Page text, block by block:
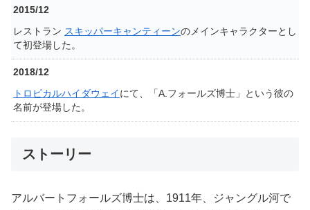
2015/12
レストラン スキッパーキャンティーンのメインキャラクターとし
て初登場した。
2018/12
トロピカルハイダウェイにて、「A.フォールズ博士」という彼の
名前が登場した。
ストーリー
アルバートフォールズ博士は、1911年、ジャングル河で